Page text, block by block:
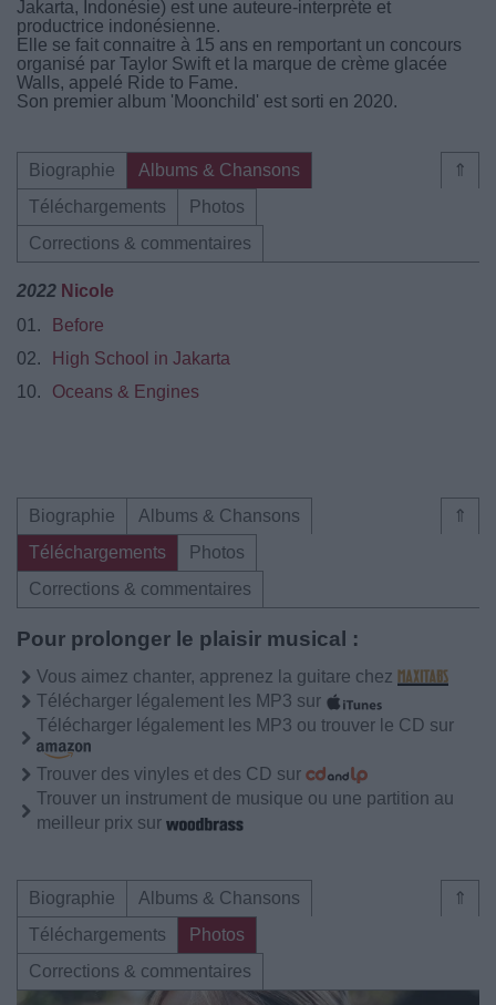
Jakarta, Indonésie) est une auteure-interprète et
productrice indonésienne.
Elle se fait connaitre à 15 ans en remportant un concours
organisé par Taylor Swift et la marque de crème glacée
Walls, appelé Ride to Fame.
Son premier album 'Moonchild' est sorti en 2020.
⇑
Biographie
Albums & Chansons
Téléchargements
Photos
Corrections & commentaires
2022 Nicole
01.
Before
02.
High School in Jakarta
10.
Oceans & Engines
⇑
Biographie
Albums & Chansons
Téléchargements
Photos
Corrections & commentaires
Pour prolonger le plaisir musical :
Vous aimez chanter, apprenez la guitare chez
Télécharger légalement les MP3 sur
Télécharger légalement les MP3 ou trouver le CD sur
Trouver des vinyles et des CD sur
Trouver un instrument de musique ou une partition au
meilleur prix sur
⇑
Biographie
Albums & Chansons
Téléchargements
Photos
Corrections & commentaires